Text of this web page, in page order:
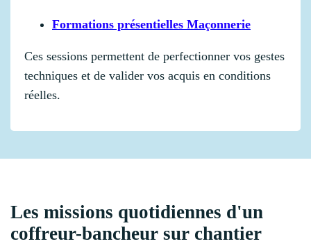
Formations présentielles Maçonnerie
Ces sessions permettent de perfectionner vos gestes
techniques et de valider vos acquis en conditions
réelles.
Les missions quotidiennes d'un
coffreur-bancheur sur chantier